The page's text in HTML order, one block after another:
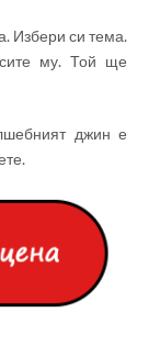
Избери си тема.
му. Той ще
джин е